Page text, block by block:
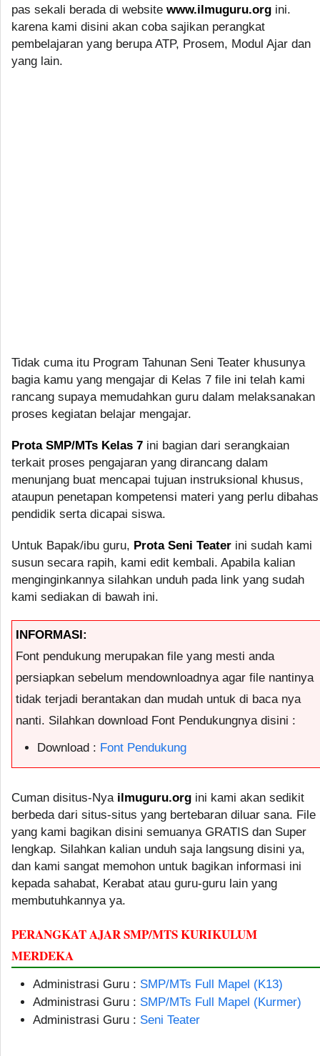
pas sekali berada di website www.ilmuguru.org ini.
karena kami disini akan coba sajikan perangkat
pembelajaran yang berupa ATP, Prosem, Modul Ajar dan
yang lain.
Tidak cuma itu Program Tahunan Seni Teater khusunya
bagia kamu yang mengajar di Kelas 7 file ini telah kami
rancang supaya memudahkan guru dalam melaksanakan
proses kegiatan belajar mengajar.
Prota SMP/MTs Kelas 7 ini bagian dari serangkaian
terkait proses pengajaran yang dirancang dalam
menunjang buat mencapai tujuan instruksional khusus,
ataupun penetapan kompetensi materi yang perlu dibahas
pendidik serta dicapai siswa.
Untuk Bapak/ibu guru, Prota Seni Teater ini sudah kami
susun secara rapih, kami edit kembali. Apabila kalian
menginginkannya silahkan unduh pada link yang sudah
kami sediakan di bawah ini.
INFORMASI:
Font pendukung merupakan file yang mesti anda
persiapkan sebelum mendownloadnya agar file nantinya
tidak terjadi berantakan dan mudah untuk di baca nya
nanti. Silahkan download Font Pendukungnya disini :
Download : Font Pendukung
Cuman disitus-Nya ilmuguru.org ini kami akan sedikit
berbeda dari situs-situs yang bertebaran diluar sana. File
yang kami bagikan disini semuanya GRATIS dan Super
lengkap. Silahkan kalian unduh saja langsung disini ya,
dan kami sangat memohon untuk bagikan informasi ini
kepada sahabat, Kerabat atau guru-guru lain yang
membutuhkannya ya.
PERANGKAT AJAR SMP/MTS KURIKULUM
MERDEKA
Administrasi Guru : SMP/MTs Full Mapel (K13)
Administrasi Guru : SMP/MTs Full Mapel (Kurmer)
Administrasi Guru : Seni Teater